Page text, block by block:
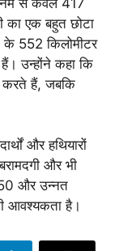
का एक बहुत छोटा
के 552 किलोमीटर
उन्होंने कहा कि
करते हैं, जबकि
और हथियारों
और भी
और उन्नत
आवश्यकता है।